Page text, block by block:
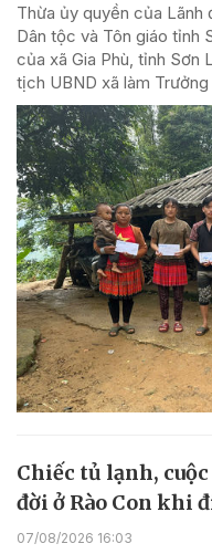
Thừa ủy quyền của Lãnh
Dân tộc và Tôn giáo tỉnh
của xã Gia Phù, tỉnh Sơn
tịch UBND xã làm
Chiếc tủ lạnh,
đời ở Rào Con khi
07/08/2026 16:03